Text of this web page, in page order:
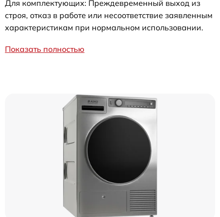
Для комплектующих: Преждевременный выход из
строя, отказ в работе или несоответствие заявленным
характеристикам при нормальном использовании.
Показать полностью